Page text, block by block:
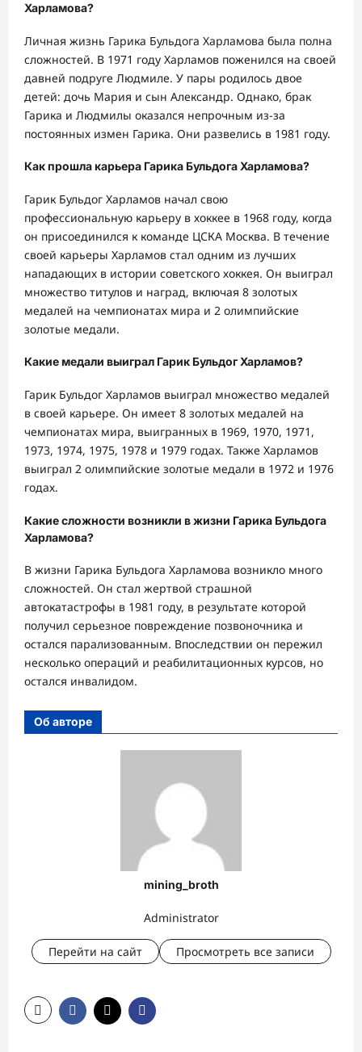
Харламова?
Личная жизнь Гарика Бульдога Харламова была полна
сложностей. В 1971 году Харламов поженился на своей
давней подруге Людмиле. У пары родилось двое
детей: дочь Мария и сын Александр. Однако, брак
Гарика и Людмилы оказался непрочным из-за
постоянных измен Гарика. Они развелись в 1981 году.
Как прошла карьера Гарика Бульдога Харламова?
Гарик Бульдог Харламов начал свою
профессиональную карьеру в хоккее в 1968 году, когда
он присоединился к команде ЦСКА Москва. В течение
своей карьеры Харламов стал одним из лучших
нападающих в истории советского хоккея. Он выиграл
множество титулов и наград, включая 8 золотых
медалей на чемпионатах мира и 2 олимпийские
золотые медали.
Какие медали выиграл Гарик Бульдог Харламов?
Гарик Бульдог Харламов выиграл множество медалей
в своей карьере. Он имеет 8 золотых медалей на
чемпионатах мира, выигранных в 1969, 1970, 1971,
1973, 1974, 1975, 1978 и 1979 годах. Также Харламов
выиграл 2 олимпийские золотые медали в 1972 и 1976
годах.
Какие сложности возникли в жизни Гарика Бульдога
Харламова?
В жизни Гарика Бульдога Харламова возникло много
сложностей. Он стал жертвой страшной
автокатастрофы в 1981 году, в результате которой
получил серьезное повреждение позвоночника и
остался парализованным. Впоследствии он пережил
несколько операций и реабилитационных курсов, но
остался инвалидом.
Об авторе
mining_broth
Administrator
Перейти на сайт Просмотреть все записи